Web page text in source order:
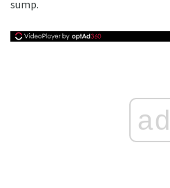
sump.
ad